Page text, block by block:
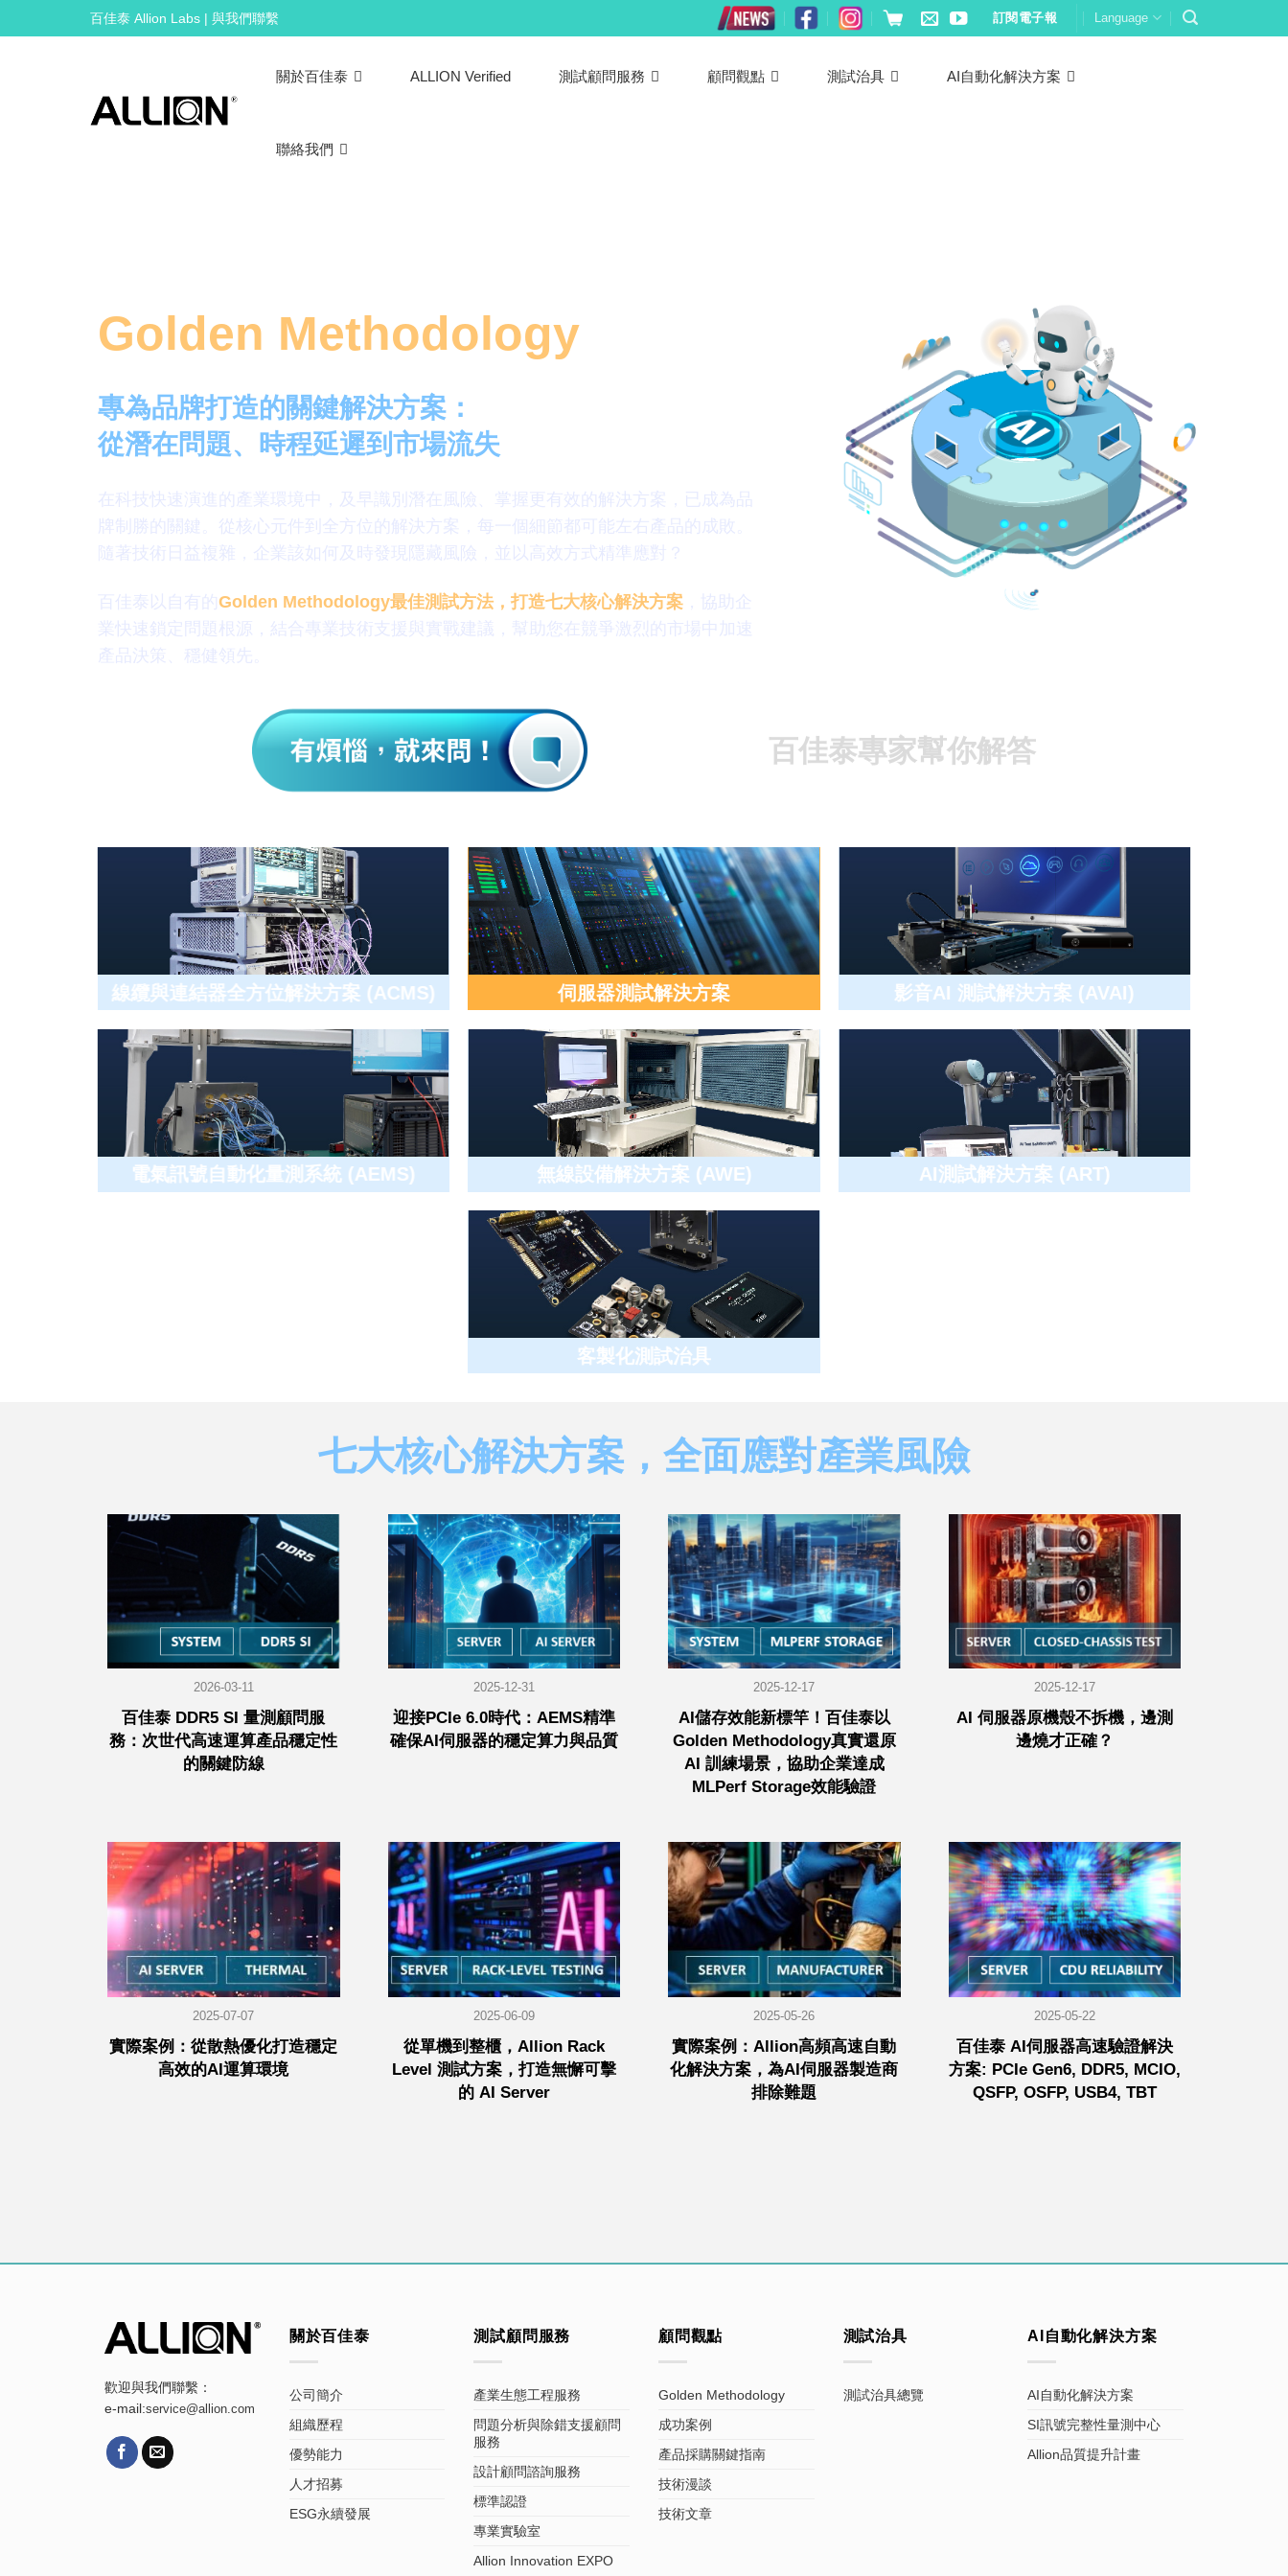
to
百佳泰 Allion Labs | 與我們聯繫 訂閱電子報 Language
關於百佳泰 ALLION Verified 測試顧問服務 顧問觀點 測試治具 AI自動化解決方案
聯絡我們
Golden Methodology
專為品牌打造的關鍵解決方案：
從潛在問題、時程延遲到市場流失
在科技快速演進的產業環境中，及早識別潛在風險、掌握更有效的解決方案，已成為品
牌制勝的關鍵。從核心元件到全方位的解決方案，每一個細節都可能左右產品的成敗。
隨著技術日益複雜，企業該如何及時發現隱藏風險，並以高效方式精準應對？
百佳泰以自有的Golden Methodology最佳測試方法，打造七大核心解決方案 ，協助企
業快速鎖定問題根源，結合專業技術支援與實戰建議，幫助您在競爭激烈的市場中加速
產品決策、穩健領先。
百佳泰專家幫你解答
線纜與連結器全方位解決方案 (ACMS) 伺服器測試解決方案 影音AI 測試解決方案 (AVAI)
電氣訊號自動化量測系統 (AEMS) 無線設備解決方案 (AWE) AI測試解決方案 (ART)
客製化測試治具
七大核心解決方案，全面應對產業風險
2026-03-11
百佳泰 DDR5 SI 量測顧問服
務：次世代高速運算產品穩定性
的關鍵防線
2025-12-31
迎接PCIe 6.0時代：AEMS精準
確保AI伺服器的穩定算力與品質
2025-12-17
AI儲存效能新標竿！百佳泰以
Golden Methodology真實還原
AI 訓練場景，協助企業達成
MLPerf Storage效能驗證
2025-12-17
AI 伺服器原機殼不拆機，邊測
邊燒才正確？
2025-07-07
實際案例：從散熱優化打造穩定
高效的AI運算環境
2025-06-09
從單機到整櫃，Allion Rack
Level 測試方案，打造無懈可擊
的 AI Server
2025-05-26
實際案例：Allion高頻高速自動
化解決方案，為AI伺服器製造商
排除難題
2025-05-22
百佳泰 AI伺服器高速驗證解決
方案: PCIe Gen6, DDR5, MCIO,
QSFP, OSFP, USB4, TBT
歡迎與我們聯繫：
e-mail:service@allion.com
關於百佳泰
公司簡介
組織歷程
優勢能力
人才招募
ESG永續發展
測試顧問服務
產業生態工程服務
問題分析與除錯支援顧問
服務
設計顧問諮詢服務
標準認證
專業實驗室
Allion Innovation EXPO
顧問觀點
Golden Methodology
成功案例
產品採購關鍵指南
技術漫談
技術文章
測試治具
測試治具總覽
AI自動化解決方案
AI自動化解決方案
SI訊號完整性量測中心
Allion品質提升計畫